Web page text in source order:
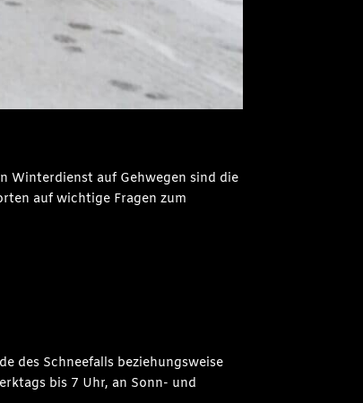
Winterdienst auf Gehwegen sind die
auf wichtige Fragen zum
des Schneefalls beziehungsweise
bis 7 Uhr, an Sonn- und